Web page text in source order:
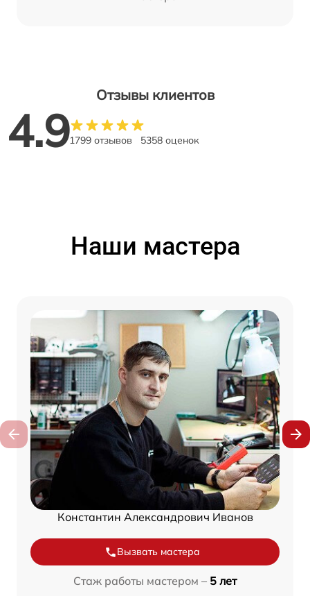
Отзывы клиентов
4.91799 отзывов 5358 оценок
Наши мастера
Константин Александрович Иванов
Вызвать мастера
Стаж работы мастером – 5 лет